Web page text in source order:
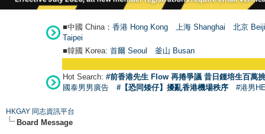
■中國 China： 香港 Hong Kong 上海 Shanghai
北京
Taipei
■韓國 Korea: 首爾 Seoul 釜山 Busan
Hot Search: #前香港先生 Flow 再捲爭議 昔日鍾培生百萬
國泰男男廣告
#【恐同矮仔】擾亂香港機場秩序 #港男
HKGAY 同志資訊平台
Board Message